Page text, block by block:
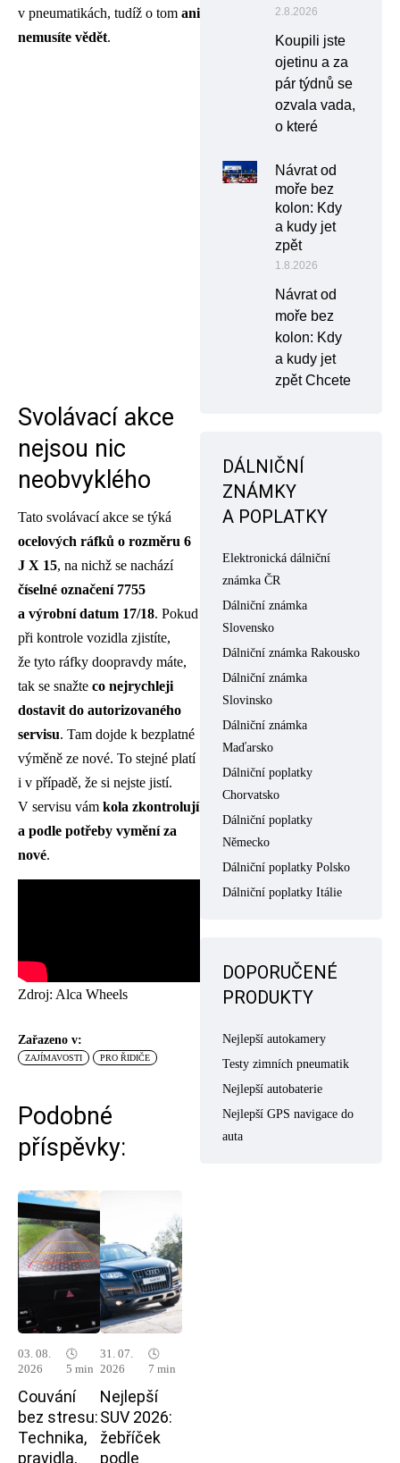
v pneumatikách, tudíž o tom ani
nemusíte vědět.
Svolávací akce
nejsou nic
neobvyklého
Tato svolávací akce se týká
ocelových ráfků o rozměru 6
J X 15, na nichž se nachází
číselné označení 7755
a výrobní datum 17/18. Pokud
při kontrole vozidla zjistíte,
že tyto ráfky doopravdy máte,
tak se snažte co nejrychleji
dostavit do autorizovaného
servisu. Tam dojde k bezplatné
výměně ze nové. To stejné platí
i v případě, že si nejste jistí.
V servisu vám kola zkontrolují
a podle potřeby vymění za
nové.
Zdroj: Alca Wheels
Zařazeno v:
ZAJÍMAVOSTI PRO ŘIDIČE
Podobné
příspěvky:
03. 08.
2026
🕓
5 min
Couvání
bez stresu:
Technika,
pravidla,
31. 07.
2026
🕓
7 min
Nejlepší
SUV 2026:
žebříček
podle
2.8.2026
Koupili jste
ojetinu a za
pár týdnů se
ozvala vada,
o které
Návrat od
moře bez
kolon: Kdy
a kudy jet
zpět
1.8.2026
Návrat od
moře bez
kolon: Kdy
a kudy jet
zpět Chcete
DÁLNIČNÍ
ZNÁMKY
A POPLATKY
Elektronická dálniční
známka ČR
Dálniční známka
Slovensko
Dálniční známka Rakousko
Dálniční známka
Slovinsko
Dálniční známka
Maďarsko
Dálniční poplatky
Chorvatsko
Dálniční poplatky
Německo
Dálniční poplatky Polsko
Dálniční poplatky Itálie
DOPORUČENÉ
PRODUKTY
Nejlepší autokamery
Testy zimních pneumatik
Nejlepší autobaterie
Nejlepší GPS navigace do
auta